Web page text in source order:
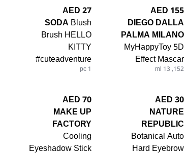
155 AED
DIEGO DALLA
PALMA MILANO
MyHappyToy 5D
Effect Mascar
152, 13 ml
27 AED
SODABlush
Brush HELLO
KITTY
#cuteadventure
1 pc
30 AED
NATURE
REPUBLIC
Botanical Auto
Hard Eyebrow
70 AED
MAKE UP
FACTORY
Cooling
Eyeshadow Stick